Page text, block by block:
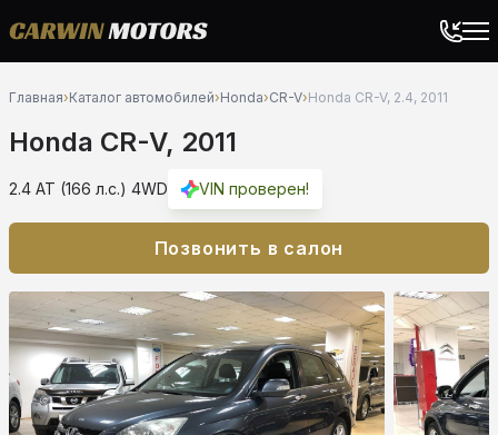
Главная›Каталог автомобилей›Honda›CR-V›Honda CR-V, 2.4, 2011
Honda CR-V, 2011
2.4 AT (166 л.с.) 4WD VIN проверен!
Позвонить в салон